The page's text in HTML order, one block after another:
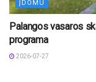
ĮDOMU
Palangos vasaros
programa
2026-07-27